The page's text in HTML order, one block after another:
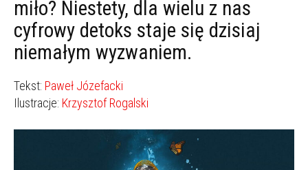
miło? Niestety, dla wielu z nas
cyfrowy detoks staje się dzisiaj
niemałym wyzwaniem.
Tekst: Paweł Józefacki
Ilustracje: Krzysztof Rogalski